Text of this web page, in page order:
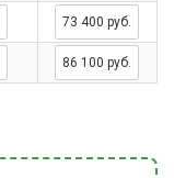
73 400 руб.
86 100 руб.